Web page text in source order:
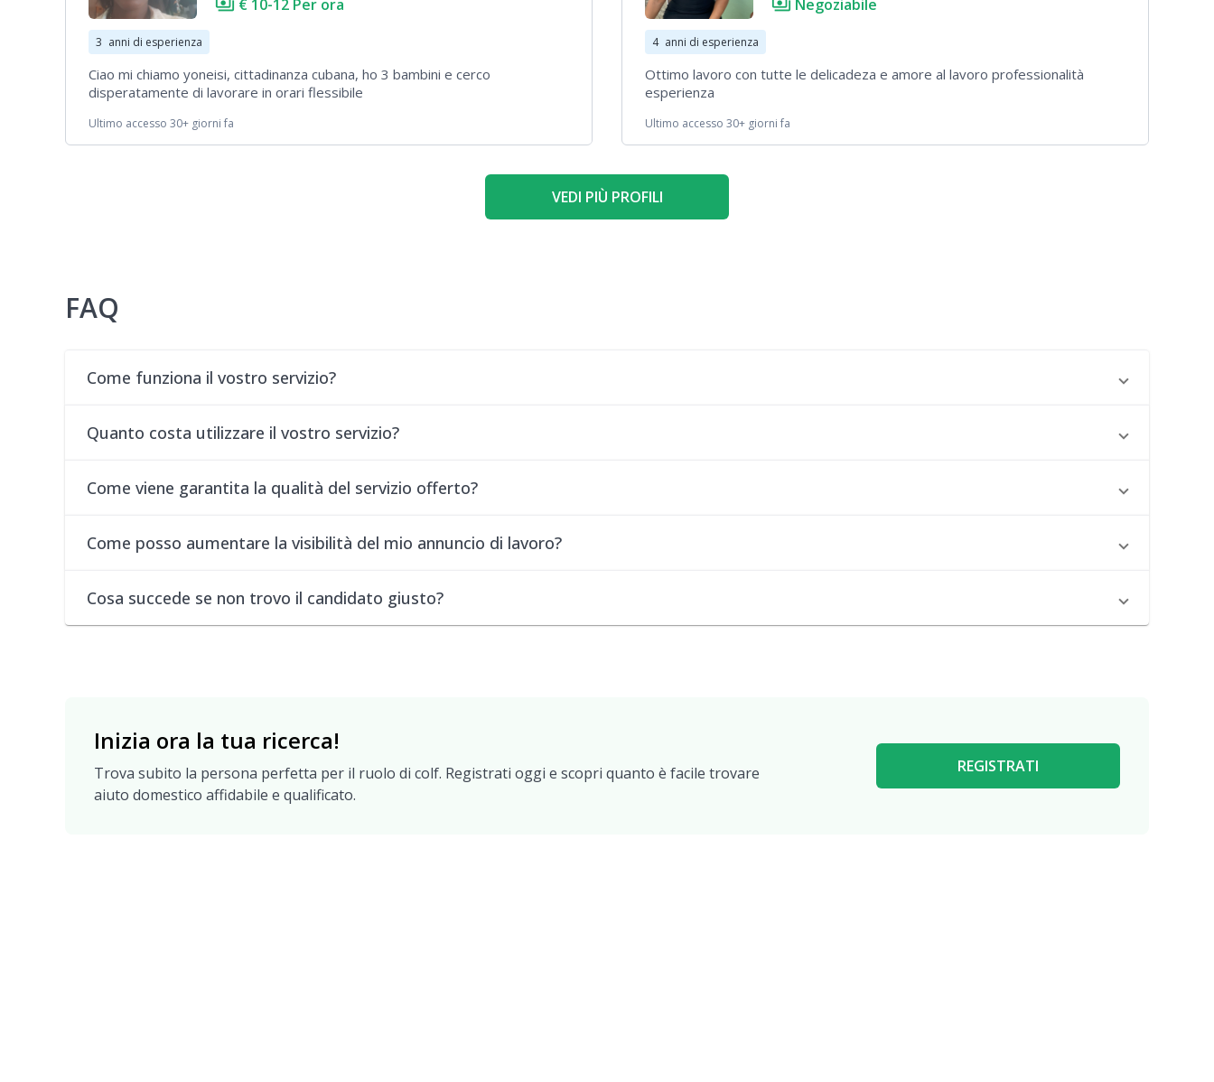
payments € 10-12 Per ora
3 anni di esperienza
Ciao mi chiamo yoneisi, cittadinanza cubana, ho 3 bambini e cerco
disperatamente di lavorare in orari flessibile
Ultimo accesso 30+ giorni fa
payments Negoziabile
4 anni di esperienza
Ottimo lavoro con tutte le delicadeza e amore al lavoro professionalità
esperienza
Ultimo accesso 30+ giorni fa
VEDI PIÙ PROFILI
FAQ
Come funziona il vostro servizio?
Quanto costa utilizzare il vostro servizio?
Come viene garantita la qualità del servizio offerto?
Come posso aumentare la visibilità del mio annuncio di lavoro?
Cosa succede se non trovo il candidato giusto?
Inizia ora la tua ricerca!
Trova subito la persona perfetta per il ruolo di colf. Registrati oggi e scopri quanto è facile trovare
aiuto domestico affidabile e qualificato.
REGISTRATI